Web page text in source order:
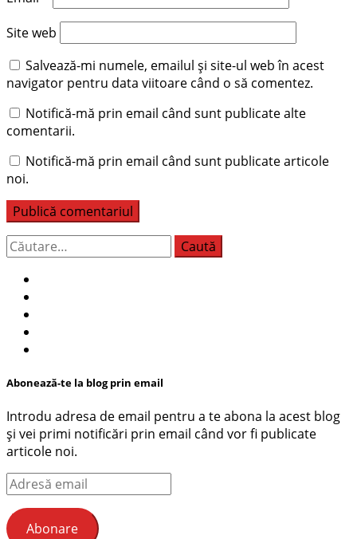
Site web
Salvează-mi numele, emailul și site-ul web în acest
navigator pentru data viitoare când o să comentez.
Notifică-mă prin email când sunt publicate alte
comentarii.
Notifică-mă prin email când sunt publicate articole
noi.
Caută
după:
Abonează-te la blog prin email
Introdu adresa de email pentru a te abona la acest blog
și vei primi notificări prin email când vor fi publicate
articole noi.
Adresă
email
Abonare